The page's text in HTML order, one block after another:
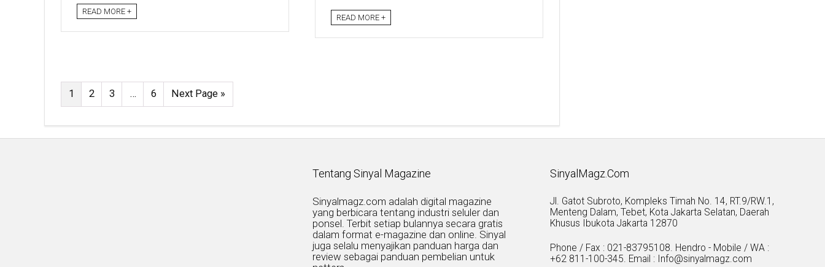
READ MORE +
READ MORE +
1 2 3 … 6 Next Page »
Tentang Sinyal Magazine
Sinyalmagz.com adalah digital magazine
yang berbicara tentang industri seluler dan
ponsel. Terbit setiap bulannya secara gratis
dalam format e-magazine dan online. Sinyal
juga selalu menyajikan panduan harga dan
review sebagai panduan pembelian untuk
SinyalMagz.Com
Jl. Gatot Subroto, Kompleks Timah No. 14, RT.9/RW.1,
Menteng Dalam, Tebet, Kota Jakarta Selatan, Daerah
Khusus Ibukota Jakarta 12870
Phone / Fax : 021-83795108. Hendro - Mobile / WA :
+62 811-100-345. Email : Info@sinyalmagz.com